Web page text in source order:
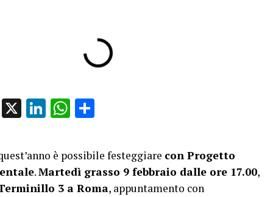
Facebook
X LinkedIn
WhatsApp
è possibile festeggiare con Progetto
.Martedì grasso 9 febbraio dalle ore 17.00,
3 a Roma, appuntamento con